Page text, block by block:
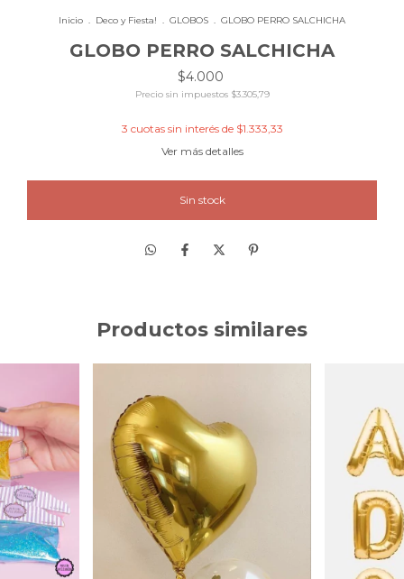
Inicio . Deco y Fiesta! . GLOBOS . GLOBO PERRO SALCHICHA
GLOBO PERRO SALCHICHA
$4.000
Precio sin impuestos $3.305,79
3 cuotas sin interés de $1.333,33
Ver más detalles
Productos similares